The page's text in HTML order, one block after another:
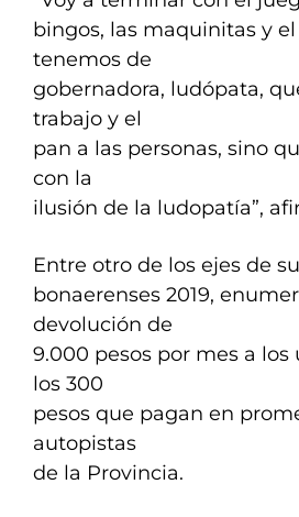
bingos, las maquinitas y
tenemos de
gobernadora, ludópata,
trabajo y el
pan a las personas, sino
con la
ilusión de la ludopatía”,
Entre otro de los ejes de
bonaerenses 2019,
devolución de
9.000 pesos por mes a
los 300
pesos que pagan en
autopistas
de la Provincia.